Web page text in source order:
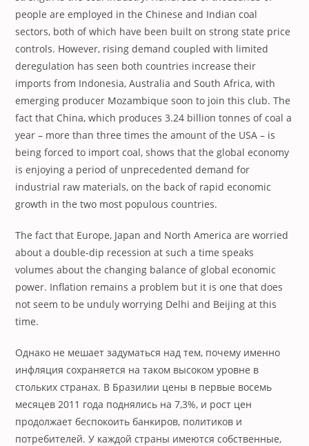
people are employed in the Chinese and Indian coal
sectors, both of which have been built on strong state price
controls. However, rising demand coupled with limited
deregulation has seen both countries increase their
imports from Indonesia, Australia and South Africa, with
emerging producer Mozambique soon to join this club. The
fact that China, which produces 3.24 billion tonnes of coal a
year – more than three times the amount of the USA – is
being forced to import coal, shows that the global economy
is enjoying a period of unprecedented demand for
industrial raw materials, on the back of rapid economic
growth in the two most populous countries.
The fact that Europe, Japan and North America are worried
about a double-dip recession at such a time speaks
volumes about the changing balance of global economic
power. Inflation remains a problem but it is one that does
not seem to be unduly worrying Delhi and Beijing at this
time.
Однако не мешает задуматься над тем, почему именно
инфляция сохраняется на таком высоком уровне в
стольких странах. В Бразилии цены в первые восемь
месяцев 2011 года поднялись на 7,3%, и рост цен
продолжает беспокоить банкиров, политиков и
потребителей. У каждой страны имеются собственные,